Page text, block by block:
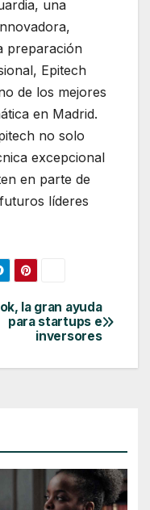
una
preparación
Epitech
de los mejores
en Madrid.
no solo
excepcional
en parte de
líderes
la gran ayuda
para startups e
inversores